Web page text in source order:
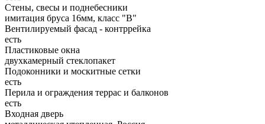
Стены, свесы и поднебесники
имитация бруса 16мм, класс "В"
Вентилируемый фасад - контррейка
есть
Пластиковые окна
двухкамерный стеклопакет
Подоконники и москитные сетки
есть
Перила и ограждения террас и балконов
есть
Входная дверь